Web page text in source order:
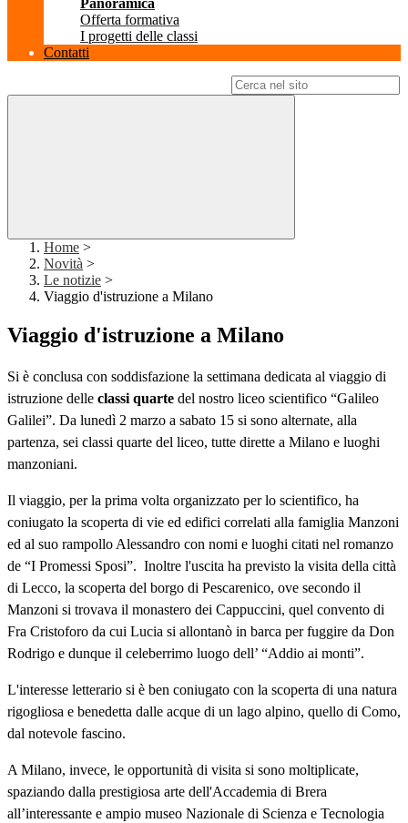
Panoramica
Offerta formativa
I progetti delle classi
Contatti
Home >
Novità >
Le notizie >
Viaggio d'istruzione a Milano
Viaggio d'istruzione a Milano
Si è conclusa con soddisfazione la settimana dedicata al viaggio di
istruzione delle classi quarte del nostro liceo scientifico “Galileo
Galilei”. Da lunedì 2 marzo a sabato 15 si sono alternate, alla
partenza, sei classi quarte del liceo, tutte dirette a Milano e luoghi
manzoniani.
Il viaggio, per la prima volta organizzato per lo scientifico, ha
coniugato la scoperta di vie ed edifici correlati alla famiglia Manzoni
ed al suo rampollo Alessandro con nomi e luoghi citati nel romanzo
de “I Promessi Sposi”. Inoltre l'uscita ha previsto la visita della città
di Lecco, la scoperta del borgo di Pescarenico, ove secondo il
Manzoni si trovava il monastero dei Cappuccini, quel convento di
Fra Cristoforo da cui Lucia si allontanò in barca per fuggire da Don
Rodrigo e dunque il celeberrimo luogo dell’ “Addio ai monti”.
L'interesse letterario si è ben coniugato con la scoperta di una natura
rigogliosa e benedetta dalle acque di un lago alpino, quello di Como,
dal notevole fascino.
A Milano, invece, le opportunità di visita si sono moltiplicate,
spaziando dalla prestigiosa arte dell'Accademia di Brera
all’interessante e ampio museo Nazionale di Scienza e Tecnologia